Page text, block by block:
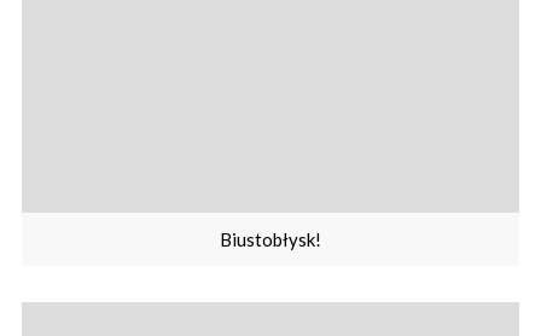
Biustobłysk!